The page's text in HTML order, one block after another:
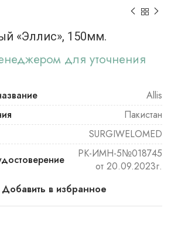
«Эллис», 150мм.
для уточнения
Allis
Пакистан
SURGIWELOMED
РК-ИМН-5№018745
от 20.09.2023г.
Добавить в избранное